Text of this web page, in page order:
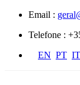
Passar para o
Email :
Telefone :
EN PT IT